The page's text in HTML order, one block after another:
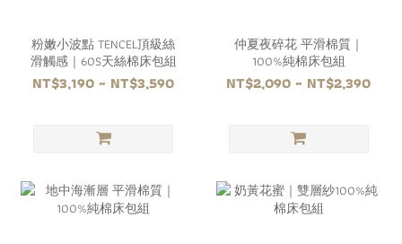
粉嫩小波點 TENCEL頂級絲
滑觸感｜60S天絲棉床包組
NT$3,190 ~ NT$3,590
仲夏夜碎花 平滑棉質｜
100%純棉床包組
NT$2,090 ~ NT$2,390